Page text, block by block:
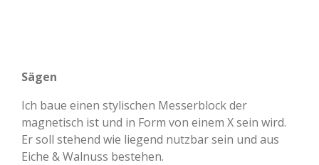
Sägen
Ich baue einen stylischen Messerblock der
magnetisch ist und in Form von einem X sein wird.
Er soll stehend wie liegend nutzbar sein und aus
Eiche & Walnuss bestehen.